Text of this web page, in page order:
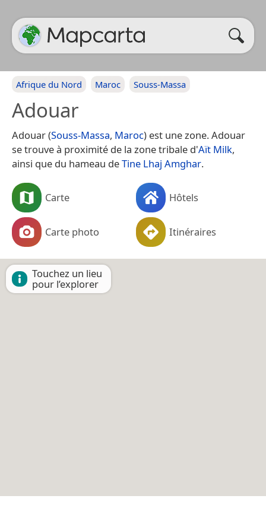
Afrique du Nord Maroc Souss-Massa
Adouar
Adouar (Souss-Massa, Maroc) est une zone. Adouar
se trouve à proximité de la zone tribale d'Aït Milk,
ainsi que du hameau deTine Lhaj Amghar.
Carte Hôtels
Carte photo Itinéraires
Touchez un lieu
pour l’explorer